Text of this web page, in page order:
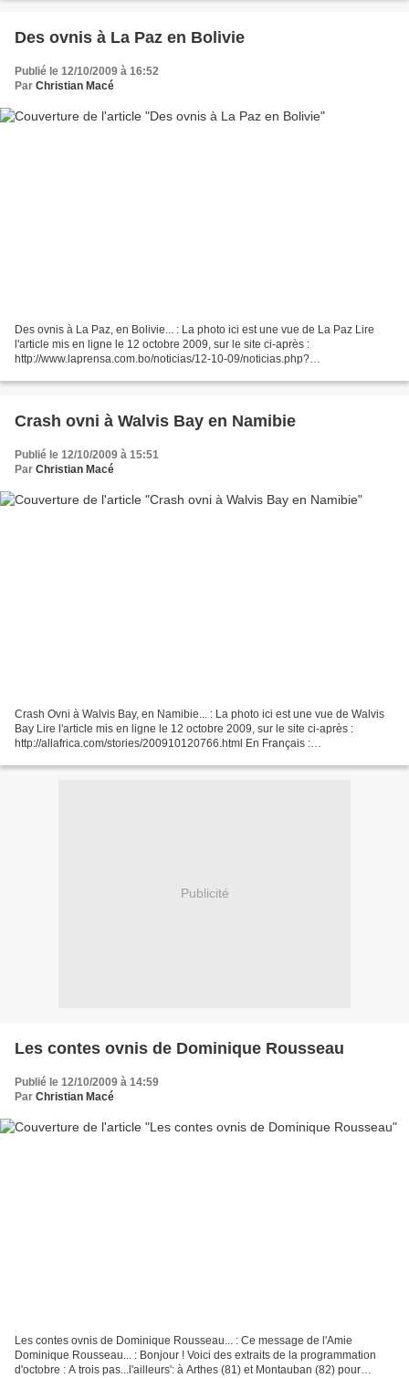
Des ovnis à La Paz en Bolivie
Publié le 12/10/2009 à 16:52
Par Christian Macé
Des ovnis à La Paz, en Bolivie... : La photo ici est une vue de La Paz Lire
l'article mis en ligne le 12 octobre 2009, sur le site ci-après :
http://www.laprensa.com.bo/noticias/12-10-09/noticias.php?
u=http%3A%2F%2Fwww.laprensa.com.bo%2Fnoticias%2F12-10-
UTF-8...
Crash ovni à Walvis Bay en Namibie
Publié le 12/10/2009 à 15:51
Par Christian Macé
Crash Ovni à Walvis Bay, en Namibie... : La photo ici est une vue de Walvis
Bay Lire l'article mis en ligne le 12 octobre 2009, sur le site ci-après :
http://allafrica.com/stories/200910120766.html En Français :
8&sl=en&tl=fr&u=http://allafrica.com/stories/200910120766.html&rurl=transla
Publicité
Les contes ovnis de Dominique Rousseau
Publié le 12/10/2009 à 14:59
Par Christian Macé
Les contes ovnis de Dominique Rousseau... : Ce message de l'Amie
Dominique Rousseau... : Bonjour ! Voici des extraits de la programmation
d'octobre : A trois pas...l'ailleurs': à Arthes (81) et Montauban (82) pour